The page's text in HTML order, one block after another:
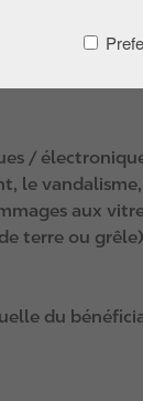
en
par
/
le
aux
ou
du